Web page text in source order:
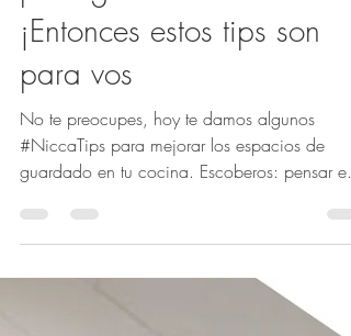
¿Tu cocina es chica y
sentis que no tenes lugar
para guardar todo?
¡Entonces estos tips son
para vos
#NiccaTips para mejorar los espacios de
guardado en tu cocina. Escoberos: pensar en